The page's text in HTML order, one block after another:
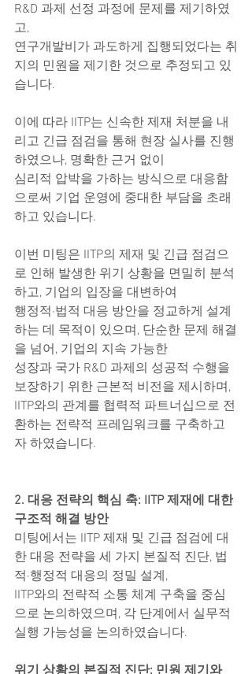
R&D 과제 선정 과정에 문제를 제기하였
고,
연구개발비가 과도하게 집행되었다는 취
지의 민원을 제기한 것으로 추정되고 있
습니다.
이에 따라 IITP는 신속한 제재 처분을 내
리고 긴급 점검을 통해 현장 실사를 진행
하였으나, 명확한 근거 없이
심리적 압박을 가하는 방식으로 대응함
으로써 기업 운영에 중대한 부담을 초래
하고 있습니다.
이번 미팅은 IITP의 제재 및 긴급 점검으
로 인해 발생한 위기 상황을 면밀히 분석
하고, 기업의 입장을 대변하여
행정적·법적 대응 방안을 정교하게 설계
하는 데 목적이 있으며, 단순한 문제 해결
을 넘어, 기업의 지속 가능한
성장과 국가 R&D 과제의 성공적 수행을
보장하기 위한 근본적 비전을 제시하며,
IITP와의 관계를 협력적 파트너십으로 전
환하는 전략적 프레임워크를 구축하고
자 하였습니다.
2. 대응 전략의 핵심 축: IITP 제재에 대한
구조적 해결 방안
미팅에서는 IITP 제재 및 긴급 점검에 대
한 대응 전략을 세 가지 본질적 진단, 법
적·행정적 대응의 정밀 설계,
IITP와의 전략적 소통 체계 구축을 중심
으로 논의하였으며, 각 단계에서 실무적
실행 가능성을 논의하였습니다.